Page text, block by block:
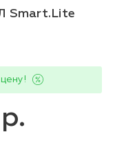
Smart.Lite